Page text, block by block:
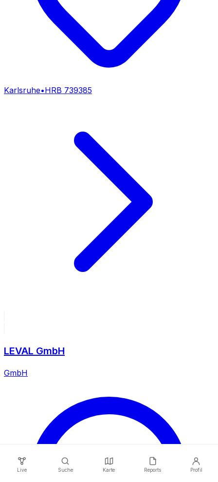
Karlsruhe•HRB 739385
LEVAL GmbH
GmbH
Live Suche Karte Reports Profil